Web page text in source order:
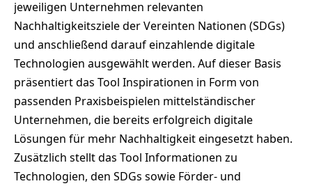
jeweiligen Unternehmen relevanten
Nachhaltigkeitsziele der Vereinten Nationen (SDGs)
und anschließend darauf einzahlende digitale
Technologien ausgewählt werden. Auf dieser Basis
präsentiert das Tool Inspirationen in Form von
passenden Praxisbeispielen mittelständischer
Unternehmen, die bereits erfolgreich digitale
Lösungen für mehr Nachhaltigkeit eingesetzt haben.
Zusätzlich stellt das Tool Informationen zu
Technologien, den SDGs sowie Förder- und